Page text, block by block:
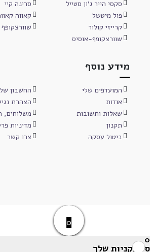
סקסי הייר ג'ון סטייל
סרינה קיי
פול מיטשל
קאווה
קרייזי קולור
שוורצקופף
שוורצקופף-אוסיס
מידע נוסף
המועדפים שלי
החשבון
אודות
הצהרת
שאלות ותשובות
משלוחים,
תקנון
מדיניות
ביטול עסקה
צרו קשר
0
0
סל הקניות שלך